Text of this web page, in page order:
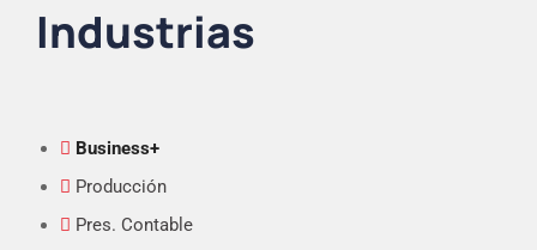
Industrias
Business+
Producción
Pres. Contable